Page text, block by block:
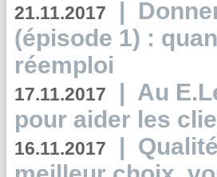
21.11.2017 |
(épisode 1) :
réemploi
17.11.2017 | Au
pour aider les
16.11.2017 |